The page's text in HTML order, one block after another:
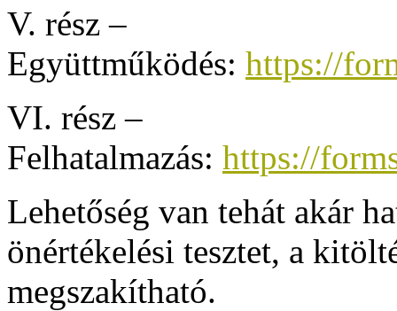
V. rész –
Együttműködés: https://
VI. rész –
Felhatalmazás: https://
Lehetőség van tehát akár
önértékelési tesztet, a
megszakítható.